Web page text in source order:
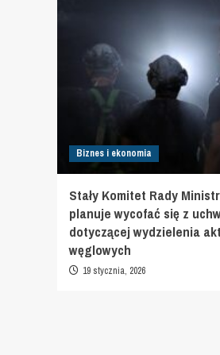
Biznes i ekonomia
Stały Komitet Rady
planuje wycofać się z
dotyczącej wydzielenia
węglowych
19 stycznia, 2026